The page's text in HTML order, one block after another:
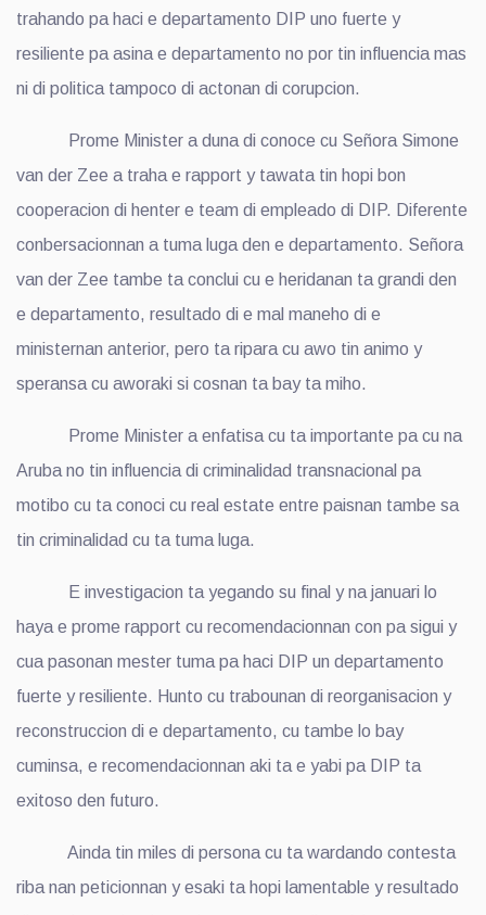
trahando pa haci e departamento DIP uno fuerte y
resiliente pa asina e departamento no por tin influencia mas
ni di politica tampoco di actonan di corupcion.
Prome Minister a duna di conoce cu Señora Simone
van der Zee a traha e rapport y tawata tin hopi bon
cooperacion di henter e team di empleado di DIP. Diferente
conbersacionnan a tuma luga den e departamento. Señora
van der Zee tambe ta conclui cu e heridanan ta grandi den
e departamento, resultado di e mal maneho di e
ministernan anterior, pero ta ripara cu awo tin animo y
speransa cu aworaki si cosnan ta bay ta miho.
Prome Minister a enfatisa cu ta importante pa cu na
Aruba no tin influencia di criminalidad transnacional pa
motibo cu ta conoci cu real estate entre paisnan tambe sa
tin criminalidad cu ta tuma luga.
E investigacion ta yegando su final y na januari lo
haya e prome rapport cu recomendacionnan con pa sigui y
cua pasonan mester tuma pa haci DIP un departamento
fuerte y resiliente. Hunto cu trabounan di reorganisacion y
reconstruccion di e departamento, cu tambe lo bay
cuminsa, e recomendacionnan aki ta e yabi pa DIP ta
exitoso den futuro.
Ainda tin miles di persona cu ta wardando contesta
riba nan peticionnan y esaki ta hopi lamentable y resultado